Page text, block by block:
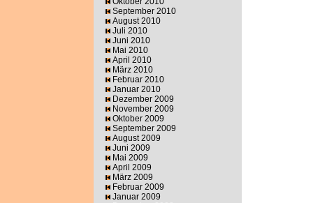
September 2010
August 2010
Juli 2010
Juni 2010
Mai 2010
April 2010
März 2010
Februar 2010
Januar 2010
Dezember 2009
November 2009
Oktober 2009
September 2009
August 2009
Juni 2009
Mai 2009
April 2009
März 2009
Februar 2009
Januar 2009